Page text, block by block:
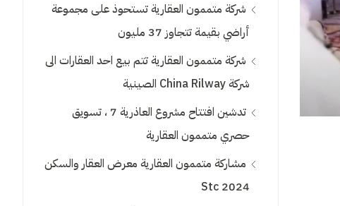
شركة متممون العقارية تستحوذ على مجموعة
أراضي بقيمة تتجاوز 37 مليون
شركة متممون العقارية تتم بيع احد العقارات الى
شركة China Rilway الصينية
تدشين افتتاح مشروع العاذرية 7 ، تسويق
حصري متممون العقارية
مشاركة متممون العقارية معرض العقار والسكن
2024 Stc